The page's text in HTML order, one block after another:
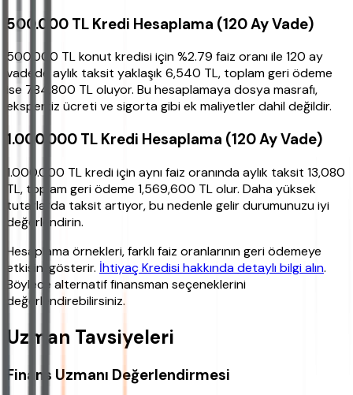
500.000 TL Kredi Hesaplama (120 Ay Vade)
500.000 TL konut kredisi için %2.79 faiz oranı ile 120 ay
vadede aylık taksit yaklaşık 6,540 TL, toplam geri ödeme
ise 784,800 TL oluyor. Bu hesaplamaya dosya masrafı,
ekspertiz ücreti ve sigorta gibi ek maliyetler dahil değildir.
1.000.000 TL Kredi Hesaplama (120 Ay Vade)
1.000.000 TL kredi için aynı faiz oranında aylık taksit 13,080
TL, toplam geri ödeme 1,569,600 TL olur. Daha yüksek
tutarlarda taksit artıyor, bu nedenle gelir durumunuzu iyi
değerlendirin.
Hesaplama örnekleri, farklı faiz oranlarının geri ödemeye
etkisini gösterir. İhtiyaç Kredisi hakkında detaylı bilgi alın.
Böylece alternatif finansman seçeneklerini
değerlendirebilirsiniz.
Uzman Tavsiyeleri
Finans Uzmanı Değerlendirmesi